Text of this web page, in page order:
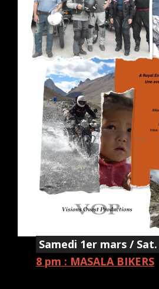
Samedi 1er mars /
8 pm : MASALA BIKERS